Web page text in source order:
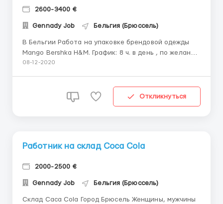
2600-3400 €
Gennady Job Бельгия (Брюссель)
В Бельгии Работа на упаковке брендовой одежды
Mango Bershka H&M. График: 8 ч. в день , по желанию
переработки до 12ч. 5-дней в неделю (суббота по
заключается работа - Упаковка - С...
08-12-2020
Откликнуться
Работник на склад Cоca Cola
2000-2500 €
Gennady Job Бельгия (Брюссель)
Склад Caca Cola Город Брюсель Женщины, мужчины